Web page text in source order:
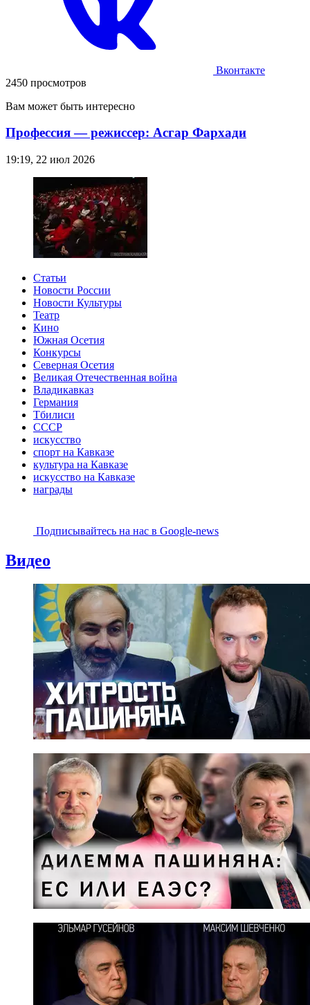
Вконтакте
2450 просмотров
Вам может быть интересно
Профессия — режиссер: Асгар Фархади
19:19, 22 июл 2026
Статьи
Новости России
Новости Культуры
Театр
Кино
Южная Осетия
Конкурсы
Северная Осетия
Великая Отечественная война
Владикавказ
Германия
Тбилиси
СССР
искусство
спорт на Кавказе
культура на Кавказе
искусство на Кавказе
награды
Подписывайтесь на наc в Google-news
Видео